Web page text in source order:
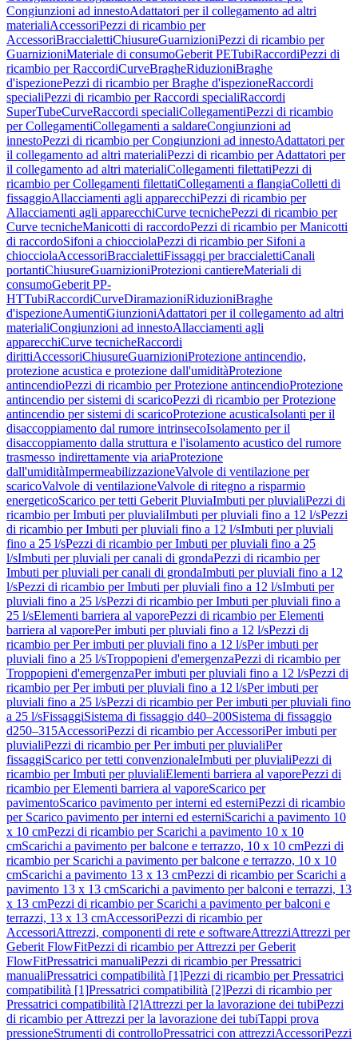
Congiunzioni ad innestoAdattatori per il collegamento ad altri
materialiAccessoriPezzi di ricambio per
AccessoriBraccialettiChiusureGuarnizioniPezzi di ricambio per
GuarnizioniMateriale di consumoGeberit PETubiRaccordiPezzi di
ricambio per RaccordiCurveBragheRiduzioniBraghe
d'ispezionePezzi di ricambio per Braghe d'ispezioneRaccordi
specialiPezzi di ricambio per Raccordi specialiRaccordi
SuperTubeCurveRaccordi specialiCollegamentiPezzi di ricambio
per CollegamentiCollegamenti a saldareCongiunzioni ad
innestoPezzi di ricambio per Congiunzioni ad innestoAdattatori per
il collegamento ad altri materialiPezzi di ricambio per Adattatori per
il collegamento ad altri materialiCollegamenti filettatiPezzi di
ricambio per Collegamenti filettatiCollegamenti a flangiaColletti di
fissaggioAllacciamenti agli apparecchiPezzi di ricambio per
Allacciamenti agli apparecchiCurve tecnichePezzi di ricambio per
Curve tecnicheManicotti di raccordoPezzi di ricambio per Manicotti
di raccordoSifoni a chiocciolaPezzi di ricambio per Sifoni a
chiocciolaAccessoriBraccialettiFissaggi per braccialettiCanali
portantiChiusureGuarnizioniProtezioni cantiereMateriali di
consumoGeberit PP-
HTTubiRaccordiCurveDiramazioniRiduzioniBraghe
d'ispezioneAumentiGiunzioniAdattatori per il collegamento ad altri
materialiCongiunzioni ad innestoAllacciamenti agli
apparecchiCurve tecnicheRaccordi
dirittiAccessoriChiusureGuarnizioniProtezione antincendio,
protezione acustica e protezione dall'umiditàProtezione
antincendioPezzi di ricambio per Protezione antincendioProtezione
antincendio per sistemi di scaricoPezzi di ricambio per Protezione
antincendio per sistemi di scaricoProtezione acusticaIsolanti per il
disaccoppiamento dal rumore intrinsecoIsolamento per il
disaccoppiamento dalla struttura e l'isolamento acustico del rumore
trasmesso indirettamente via ariaProtezione
dall'umiditàImpermeabilizzazioneValvole di ventilazione per
scaricoValvole di ventilazioneValvole di ritegno a risparmio
energeticoScarico per tetti Geberit PluviaImbuti per pluvialiPezzi di
ricambio per Imbuti per pluvialiImbuti per pluviali fino a 12 l/sPezzi
di ricambio per Imbuti per pluviali fino a 12 l/sImbuti per pluviali
fino a 25 l/sPezzi di ricambio per Imbuti per pluviali fino a 25
l/sImbuti per pluviali per canali di grondaPezzi di ricambio per
Imbuti per pluviali per canali di grondaImbuti per pluviali fino a 12
l/sPezzi di ricambio per Imbuti per pluviali fino a 12 l/sImbuti per
pluviali fino a 25 l/sPezzi di ricambio per Imbuti per pluviali fino a
25 l/sElementi barriera al vaporePezzi di ricambio per Elementi
barriera al vaporePer imbuti per pluviali fino a 12 l/sPezzi di
ricambio per Per imbuti per pluviali fino a 12 l/sPer imbuti per
pluviali fino a 25 l/sTroppopieni d'emergenzaPezzi di ricambio per
Troppopieni d'emergenzaPer imbuti per pluviali fino a 12 l/sPezzi di
ricambio per Per imbuti per pluviali fino a 12 l/sPer imbuti per
pluviali fino a 25 l/sPezzi di ricambio per Per imbuti per pluviali fino
a 25 l/sFissaggiSistema di fissaggio d40–200Sistema di fissaggio
d250–315AccessoriPezzi di ricambio per AccessoriPer imbuti per
pluvialiPezzi di ricambio per Per imbuti per pluvialiPer
fissaggiScarico per tetti convenzionaleImbuti per pluvialiPezzi di
ricambio per Imbuti per pluvialiElementi barriera al vaporePezzi di
ricambio per Elementi barriera al vaporeScarico per
pavimentoScarico pavimento per interni ed esterniPezzi di ricambio
per Scarico pavimento per interni ed esterniScarichi a pavimento 10
x 10 cmPezzi di ricambio per Scarichi a pavimento 10 x 10
cmScarichi a pavimento per balcone e terrazzo, 10 x 10 cmPezzi di
ricambio per Scarichi a pavimento per balcone e terrazzo, 10 x 10
cmScarichi a pavimento 13 x 13 cmPezzi di ricambio per Scarichi a
pavimento 13 x 13 cmScarichi a pavimento per balconi e terrazzi, 13
x 13 cmPezzi di ricambio per Scarichi a pavimento per balconi e
terrazzi, 13 x 13 cmAccessoriPezzi di ricambio per
AccessoriAttrezzi, componenti di rete e softwareAttrezziAttrezzi per
Geberit FlowFitPezzi di ricambio per Attrezzi per Geberit
FlowFitPressatrici manualiPezzi di ricambio per Pressatrici
manualiPressatrici compatibilità [1]Pezzi di ricambio per Pressatrici
compatibilità [1]Pressatrici compatibilità [2]Pezzi di ricambio per
Pressatrici compatibilità [2]Attrezzi per la lavorazione dei tubiPezzi
di ricambio per Attrezzi per la lavorazione dei tubiTappi prova
pressioneStrumenti di controlloPressatrici con attrezziAccessoriPezzi